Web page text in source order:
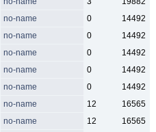
no-name 0
14492
no-name 0
14492
no-name 0
14492
no-name 0
14492
no-name 0
14492
no-name 12
16565
no-name 12
16565